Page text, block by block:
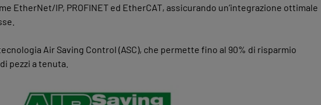
EtherNet/IP, PROFINET ed EtherCAT, assicurando un’integrazione ottimale
Air Saving Control (ASC), che permette fino al 90% di risparmio
pezzi a tenuta.